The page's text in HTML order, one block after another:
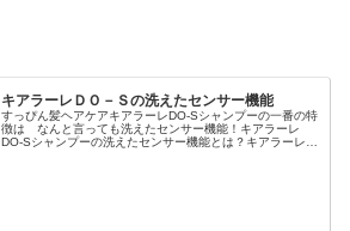
キアラーレＤＯ－Ｓの洗えたセンサー機能
すっぴん髪ヘアケアキアラーレDO-Sシャンプーの一番の特
徴は なんと言っても洗えたセンサー機能！キアラーレ
DO-Sシャンプーの洗えたセンサー機能とは？キアラーレ